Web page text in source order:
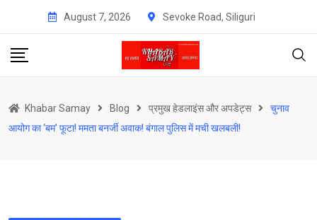
content
August 7, 2026 Sevoke Road, Siliguri
Khabar Samay Blog प्रमुख हेडलाइंस और अपडेट्स
चुनाव
आयोग का ‘बम’ फूटा! ममता बनर्जी अवाक! बंगाल पुलिस में मची खलबली!